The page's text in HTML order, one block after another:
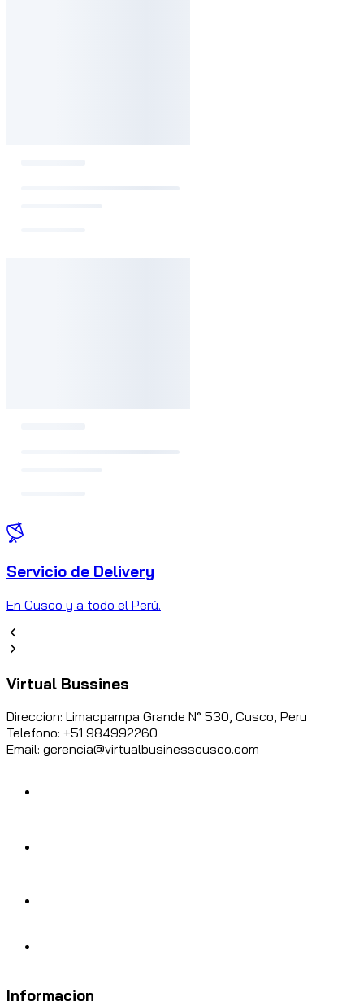
Servicio de Delivery
En Cusco y a todo el Perú.
Virtual Bussines
Direccion: Limacpampa Grande N° 530, Cusco, Peru
Telefono: +51 984992260
Email: gerencia@virtualbusinesscusco.com
Informacion